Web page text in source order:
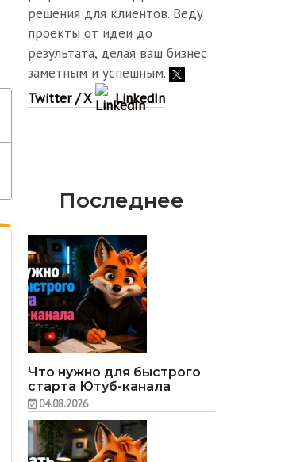
решения для клиентов. Веду
проекты от идеи до
результата, делая ваш бизнес
заметным и успешным.
Twitter / X
LinkedIn
Последнее
Что нужно для быстрого
старта Ютуб-канала
04.08.2026